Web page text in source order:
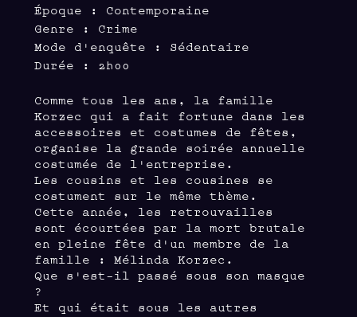
Époque : Contemporaine
Genre : Crime
Mode d'enquête : Sédentaire
Durée : 2h00
Comme tous les ans, la famille
Korzec qui a fait fortune dans les
accessoires et costumes de fêtes,
organise la grande soirée annuelle
costumée de l'entreprise.
Les cousins et les cousines se
costument sur le même thème.
Cette année, les retrouvailles
sont écourtées par la mort brutale
en pleine fête d'un membre de la
famille : Mélinda Korzec.
Que s'est-il passé sous son masque
?
Et qui était sous les autres